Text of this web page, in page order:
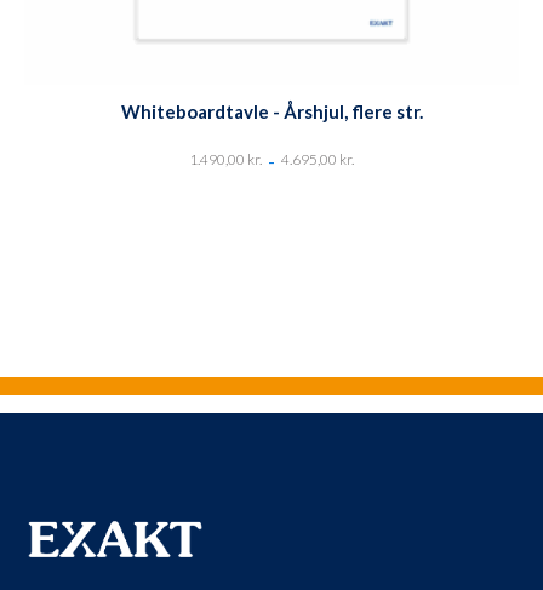
Whiteboardtavle - Årshjul, flere str.
1.490,00 kr. - 4.695,00 kr.